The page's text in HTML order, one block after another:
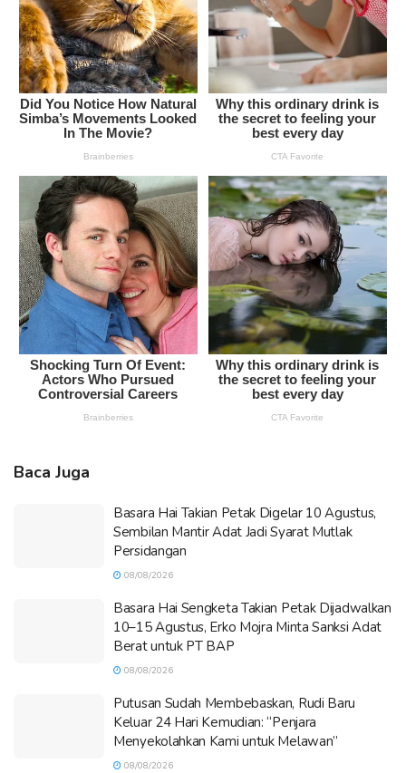
Baca Juga
Basara Hai Takian Petak Digelar 10 Agustus,
Sembilan Mantir Adat Jadi Syarat Mutlak
Persidangan
08/08/2026
Basara Hai Sengketa Takian Petak Dijadwalkan
10–15 Agustus, Erko Mojra Minta Sanksi Adat
Berat untuk PT BAP
08/08/2026
Putusan Sudah Membebaskan, Rudi Baru
Keluar 24 Hari Kemudian: “Penjara
Menyekolahkan Kami untuk Melawan”
08/08/2026